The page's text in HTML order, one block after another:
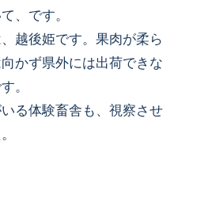
、です。
越後姫です。果肉が柔ら
かず県外には出荷できな
。
る体験畜舎も、視察させ